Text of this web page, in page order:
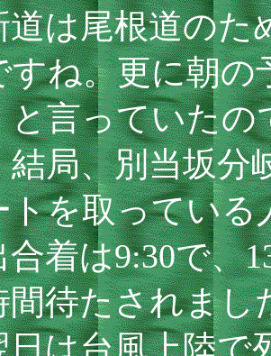
道は尾根道のた
すね。更に朝の
と言っていたの
結局、別当坂分
トを取っている
合着は9:30で、
間待たされまし
は台風上陸で